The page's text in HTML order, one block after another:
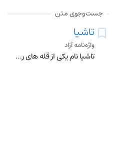
جست‌وجوی متن
تاشیا
واژه‌نامه آزاد
تاشیا نام یکی از قله های رشته کوه الوند در استان همدان است که در امتداد قله های پنجوب و تخت رضا با جهت شمال شرقی جنوب غربی از محور اصلی رشته کوه الوند منشعب شده